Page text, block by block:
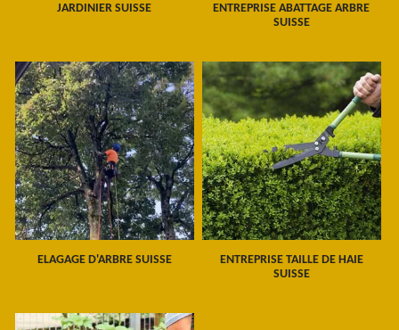
JARDINIER SUISSE
ENTREPRISE ABATTAGE ARBRE
SUISSE
ELAGAGE D'ARBRE SUISSE
ENTREPRISE TAILLE DE HAIE
SUISSE